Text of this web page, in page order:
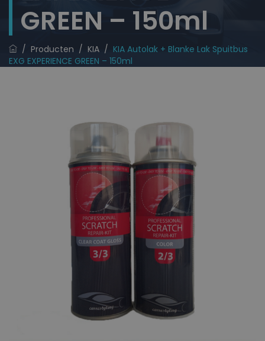
GREEN – 150ml
/ Producten / KIA / KIA Autolak + Blanke Lak Spuitbus
EXG EXPERIENCE GREEN – 150ml